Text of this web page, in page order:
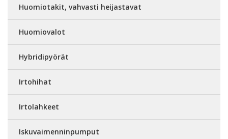
Huomiotakit, vahvasti heijastavat
Huomiovalot
Hybridipyörät
Irtohihat
Irtolahkeet
Iskuvaimenninpumput